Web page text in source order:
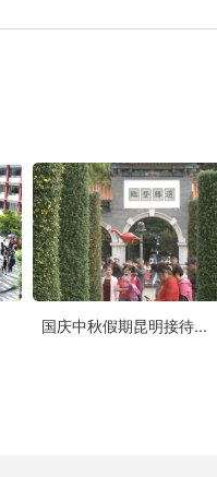
国庆中秋假期昆明接待...